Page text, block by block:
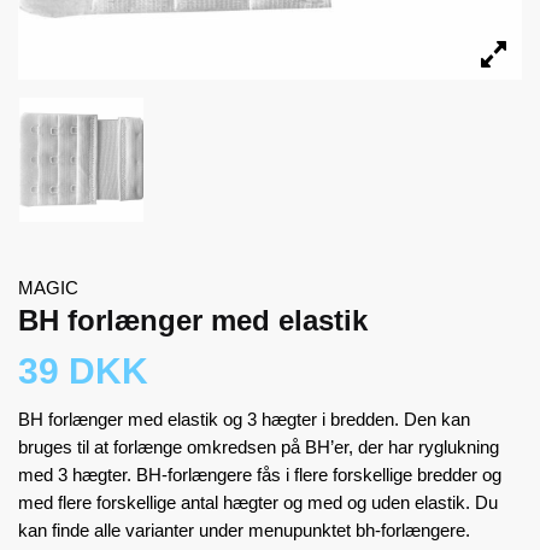
MAGIC
BH forlænger med elastik
39 DKK
BH forlænger med elastik og 3 hægter i bredden. Den kan
bruges til at forlænge omkredsen på BH’er, der har ryglukning
med 3 hægter. BH-forlængere fås i flere forskellige bredder og
med flere forskellige antal hægter og med og uden elastik. Du
kan finde alle varianter under menupunktet bh-forlængere.